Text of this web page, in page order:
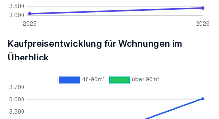
Kaufpreisentwicklung für Wohnungen im
Überblick